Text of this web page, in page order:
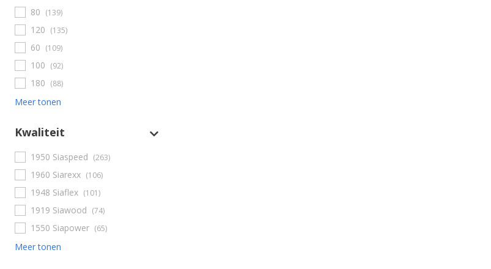
80 (139)
120 (135)
60 (109)
100 (92)
180 (88)
Meer tonen
Kwaliteit
1950 Siaspeed (263)
1960 Siarexx (106)
1948 Siaflex (101)
1919 Siawood (74)
1550 Siapower (65)
Meer tonen